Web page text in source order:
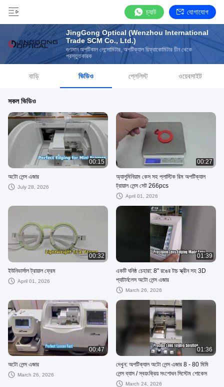
চ্যাট যোগাযোগ
JingGong Optical (Wenzhou International
Trade SCM Co., Ltd.)
গুণমান অপটিকাল লেন্সোমিটার, অপটিক্যাল রিফ্রাকোমিটার চীন থেকে
প্রস্তুতকারক
বাড়ি ভিডিও প্লেলিস্ট ওয়েবসাইট
সকল ভিডিও
00:15
অটো লেন্স এজার
July 28, 2026
00:27
অ্যালুমিনিয়াম কেস সহ প্লাস্টিক রিম অপটিক্যাল
ট্রায়াল লেন্স সেট 266pcs
April 01, 2026
00:32
ইউনিভার্সাল ট্রায়াল ফ্রেম
April 01, 2026
01:39
একটি ঘনিষ্ঠ চেহারা: 8" রঙের টাচ স্ক্রীন সহ 3D
প্যাটার্নলেস অটো লেন্স এজার
March 26, 2026
00:47
অটো লেন্স এজার
March 26, 2026
01:36
দেখুন: অপটিক্যাল অটো লেন্স এজার 8 - 80 মিমি
লেন্স ব্যাস / স্বয়ংক্রিয় সংশোধন সিস্টেম শোকেস
March 24, 2026